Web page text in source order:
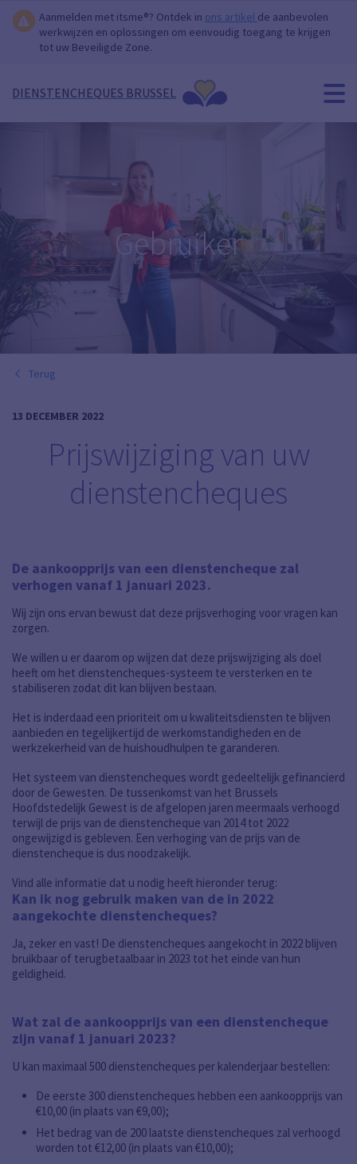
Aanmelden met itsme®? Ontdek in ons artikel de aanbevolen
werkwijzen en oplossingen om eenvoudig toegang te krijgen
tot uw Beveiligde Zone.
DIENSTENCHEQUES BRUSSEL
Gebruiker
Terug
13 DECEMBER 2022
Prijswijziging van uw
dienstencheques
De aankoopprijs van een dienstencheque zal
verhogen vanaf 1 januari 2023.
Wij zijn ons ervan bewust dat deze prijsverhoging voor vragen kan
zorgen.
We willen u er daarom op wijzen dat deze prijswijziging als doel
heeft om het dienstencheques-systeem te versterken en te
stabiliseren zodat dit kan blijven bestaan.
Het is inderdaad een prioriteit om u kwaliteitsdiensten te blijven
aanbieden en tegelijkertijd de werkomstandigheden en de
werkzekerheid van de huishoudhulpen te garanderen.
Het systeem van dienstencheques wordt gedeeltelijk gefinancierd
door de Gewesten. De tussenkomst van het Brussels
Hoofdstedelijk Gewest is de afgelopen jaren meermaals verhoogd
terwijl de prijs van de dienstencheque van 2014 tot 2022
ongewijzigd is gebleven. Een verhoging van de prijs van de
dienstencheque is dus noodzakelijk.
Vind alle informatie dat u nodig heeft hieronder terug:
Kan ik nog gebruik maken van de in 2022
aangekochte dienstencheques?
Ja, zeker en vast! De dienstencheques aangekocht in 2022 blijven
bruikbaar of terugbetaalbaar in 2023 tot het einde van hun
geldigheid.
Wat zal de aankoopprijs van een dienstencheque
zijn vanaf 1 januari 2023?
U kan maximaal 500 dienstencheques per kalenderjaar bestellen:
De eerste 300 dienstencheques hebben een aankoopprijs van
€10,00 (in plaats van €9,00);
Het bedrag van de 200 laatste dienstencheques zal verhoogd
worden tot €12,00 (in plaats van €10,00);